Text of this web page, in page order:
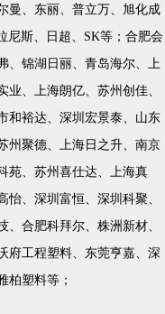
曼、东丽、普立万、旭化成
尼斯、日超、SK等； 合肥会
、锦湖日丽、青岛海尔、上
、上海朗亿、苏州创佳、
和裕达、深圳宏景泰、山东
州聚德、上海日之升、南京
苑、苏州喜仕达、上海真
、深圳富恒、深圳科聚、
合肥科拜尔、株洲新材、
府工程塑料、东莞亨嘉、深
柏塑料等；